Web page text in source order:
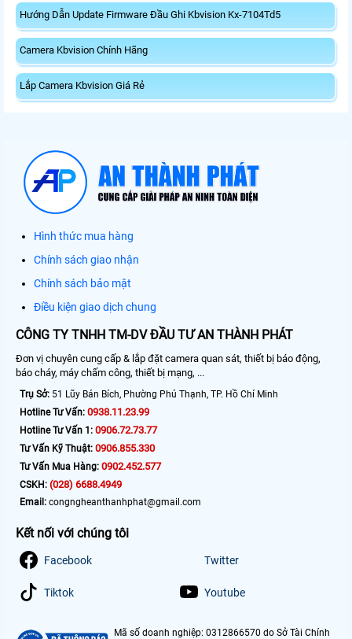
Hướng Dẫn Update Firmware Đầu Ghi Kbvision Kx-7104Td5
Camera Kbvision Chính Hãng
Lắp Camera Kbvision Giá Rẻ
Hình thức mua hàng
Chính sách giao nhận
Chính sách bảo mật
Điều kiện giao dịch chung
CÔNG TY TNHH TM-DV ĐẦU TƯ AN THÀNH PHÁT
Đơn vị chuyên cung cấp & lắp đặt camera quan sát, thiết bị báo động,
báo cháy, máy chấm công, thiết bị mạng, ...
Trụ Sở: 51 Lũy Bán Bích, Phường Phú Thạnh, TP. Hồ Chí Minh
Hotline Tư Vấn: 0938.11.23.99
Hotline Tư Vấn 1: 0906.72.73.77
Tư Vấn Kỹ Thuật: 0906.855.330
Tư Vấn Mua Hàng: 0902.452.577
CSKH: (028) 6688.4949
Email: congngheanthanhphat@gmail.com
Kết nối với chúng tôi
Facebook Twitter
Tiktok Youtube
Mã số doanh nghiệp: 0312866570 do Sở Tài Chính